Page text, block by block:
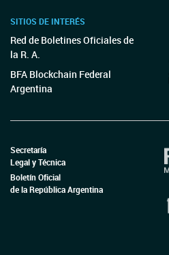
SITIOS DE INTERÉS
Red de Boletines Oficiales de
la R. A.
BFA Blockchain Federal
Argentina
Secretaría
Legal y Técnica
Boletín Oficial
de la República Argentina